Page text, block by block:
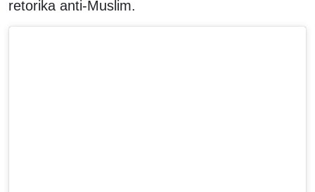
retorika anti-Muslim.